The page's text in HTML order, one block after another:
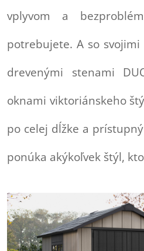
vplyvom a
potrebujete. A so
drevenými stenami
oknami viktoriánskeho
po celej dĺžke a
ponúka akýkoľvek štýl,